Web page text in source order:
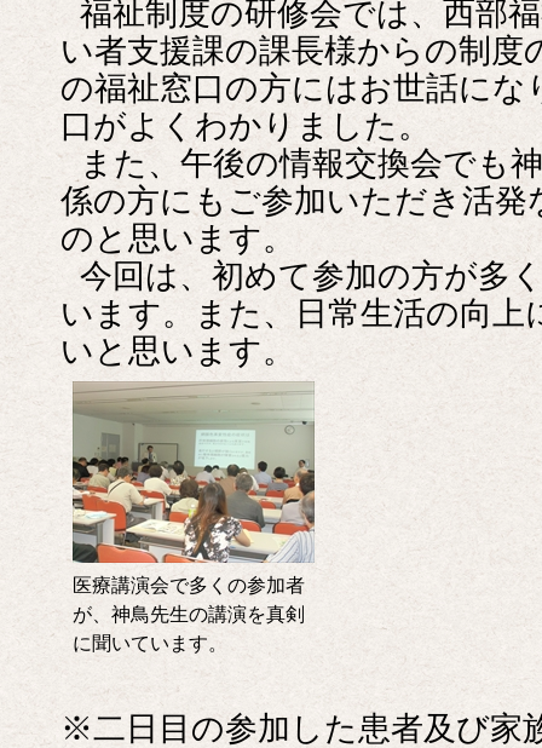
福祉制度の研修会では、西部
い者支援課の課長様からの制度
の福祉窓口の方にはお世話にな
口がよくわかりました。
また、午後の情報交換会でも
係の方にもご参加いただき活発
のと思います。
今回は、初めて参加の方が多
います。また、日常生活の向
いと思います。
医療講演会で多くの参加者
が、神鳥先生の講演を真剣
に聞いています。
※二日目の参加した患者及び家